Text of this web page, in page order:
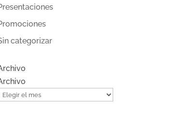
categorizar